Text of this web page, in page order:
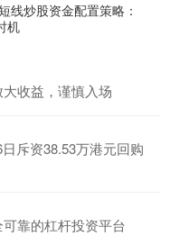
线炒股资金配置策略：
机
收益，谨慎入场
斥资38.53万港元回购
靠的杠杆投资平台